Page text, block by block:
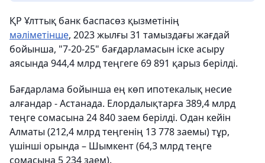
ҚР Ұлттық банк баспасөз қызметінің
мәліметінше, 2023 жылғы 31 тамыздағы жағдай
бойынша, "7-20-25" бағдарламасын іске асыру
аясында 944,4 млрд теңгеге 69 891 қарыз берілді.
Бағдарлама бойынша ең көп ипотекалық несие
алғандар - Астанада. Елордалықтарға 389,4 млрд
теңге сомасына 24 840 заем берілді. Одан кейін
Алматы (212,4 млрд теңгенің 13 778 заемы) тұр,
үшінші орында – Шымкент (64,3 млрд теңге
сомасына 5 234 заем).